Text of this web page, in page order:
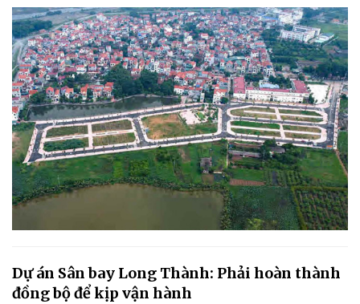
Dự án Sân bay Long Thành: Phải hoàn thành
đồng bộ để kịp vận hành